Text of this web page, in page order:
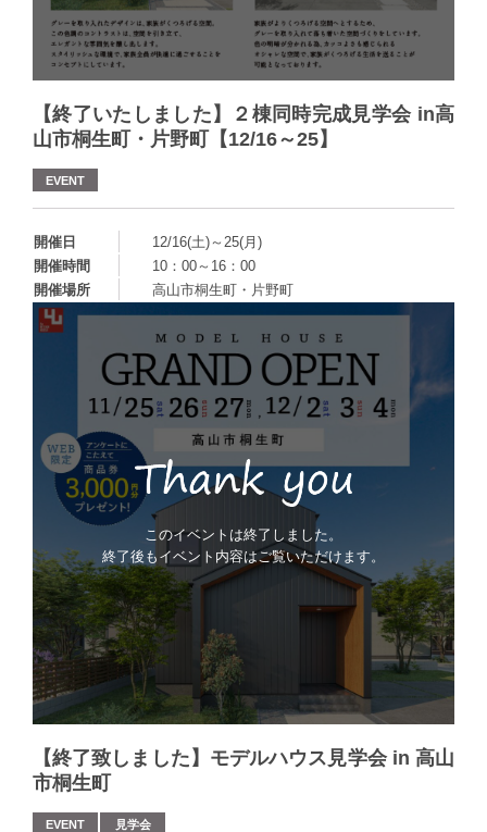
【終了いたしました】２棟同時完成見学会 in高
山市桐生町・片野町【12/16～25】
EVENT
開催日
12/16(土)～25(月)
開催時間
10：00～16：00
開催場所
高山市桐生町・片野町
このイベントは終了しました。
終了後もイベント内容はご覧いただけます。
【終了致しました】モデルハウス見学会 in 高山
市桐生町
EVENT 見学会